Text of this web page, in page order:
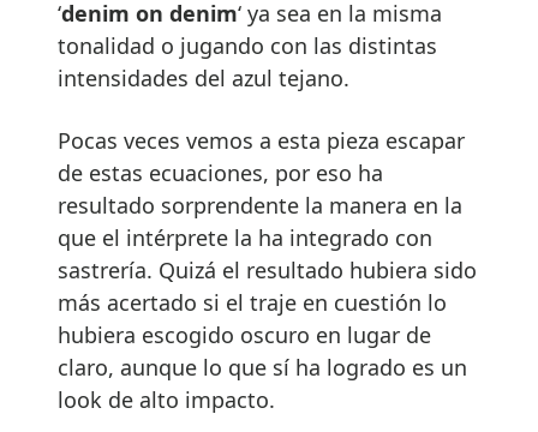
‘denim on denim‘ ya sea en la misma
tonalidad o jugando con las distintas
intensidades del azul tejano.
Pocas veces vemos a esta pieza escapar
de estas ecuaciones, por eso ha
resultado sorprendente la manera en la
que el intérprete la ha integrado con
sastrería. Quizá el resultado hubiera sido
más acertado si el traje en cuestión lo
hubiera escogido oscuro en lugar de
claro, aunque lo que sí ha logrado es un
look de alto impacto.